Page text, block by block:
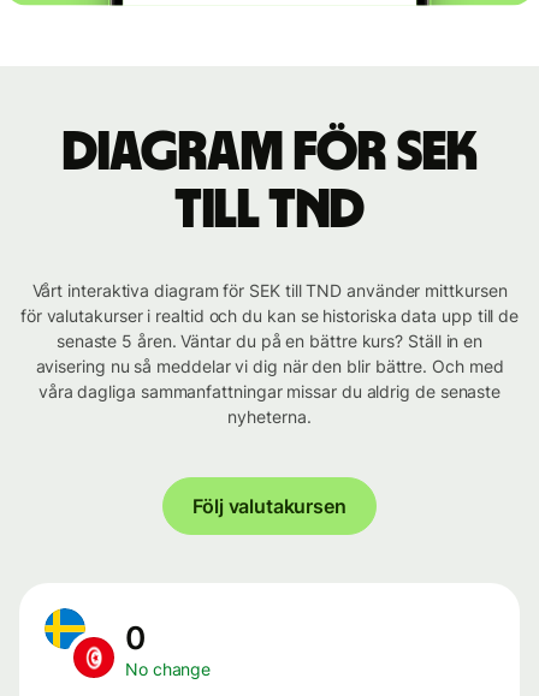
Diagram för SEK
till TND
Vårt interaktiva diagram för SEK till TND använder mittkursen
för valutakurser i realtid och du kan se historiska data upp till de
senaste 5 åren. Väntar du på en bättre kurs? Ställ in en
avisering nu så meddelar vi dig när den blir bättre. Och med
våra dagliga sammanfattningar missar du aldrig de senaste
nyheterna.
Följ valutakursen
0
No change